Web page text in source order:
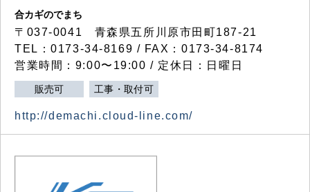
合カギのでまち
〒037-0041 青森県五所川原市田町187-21
TEL：0173-34-8169 / FAX：0173-34-8174
営業時間：9:00〜19:00 / 定休日：日曜日
販売可 工事・取付可
http://demachi.cloud-line.com/